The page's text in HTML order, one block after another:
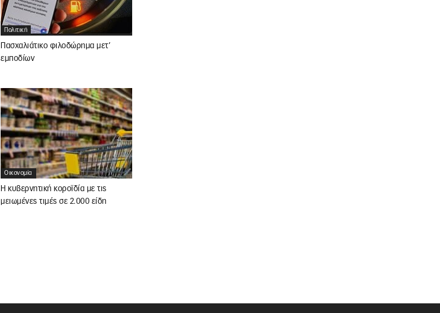
Πολιτική
Πασχαλιάτικο φιλοδώρημα μετ’
εμποδίων
Οικονομία
Η κυβερνητική κοροϊδία με τις
μειωμένες τιμές σε 2.000 είδη